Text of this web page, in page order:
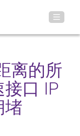
离的所
口 IP
堵